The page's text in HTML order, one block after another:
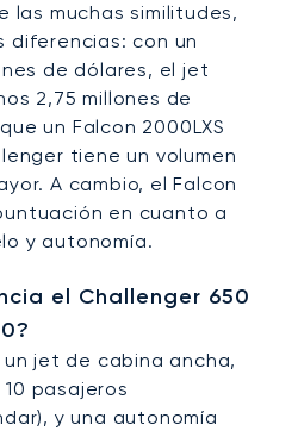
las muchas similitudes,
diferencias: con un
de dólares, el jet
2,75 millones de
un Falcon 2000LXS
tiene un volumen
A cambio, el Falcon
en cuanto a
y autonomía.
el Challenger 650
un jet de cabina ancha,
pasajeros
y una autonomía